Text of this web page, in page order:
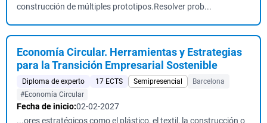
construcción de múltiples prototipos.Resolver prob...
Economía Circular. Herramientas y Estrategias
para la Transición Empresarial Sostenible
Diploma de experto 17 ECTS Semipresencial
Barcelona
#Economía Circular
Fecha de inicio:02-02-2027
...ores estratégicos como el plástico, el textil, la construcción o